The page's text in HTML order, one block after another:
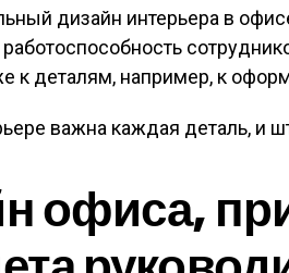
дизайн интерьера в
к деталям, например, к
важна каждая деталь, и
офиса,